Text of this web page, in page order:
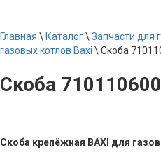
Главная \ Каталог\ Запчасти для
газовых котлов Baxi \ Скоба
Скоба
Скоба крепёжная BAXI для